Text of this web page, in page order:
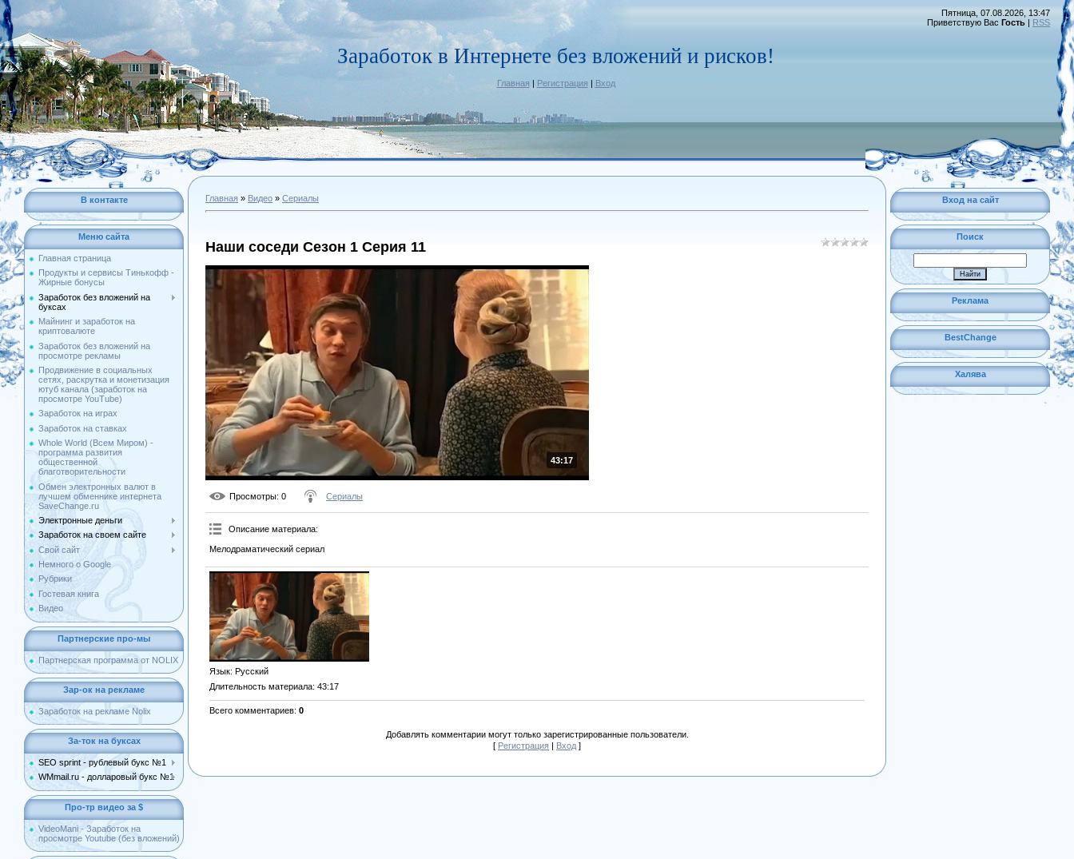
Заработок в Интернете без вложений и рисков!
Главная | Регистрация | Вход
Пятница, 07.08.2026, 13:47
Приветствую Вас Гость | RSS
В контакте
Меню сайта
Главная страница
Продукты и сервисы Тинькофф -
Жирные бонусы
Заработок без вложений на
буксах
Майнинг и заработок на
криптовалюте
Заработок без вложений на
просмотре рекламы
Продвижение в социальных
сетях, раскрутка и монетизация
ютуб канала (заработок на
просмотре YouTube)
Заработок на играх
Заработок на ставках
Whole World (Всем Миром) -
программа развития
общественной
благотворительности
Обмен электронных валют в
лучшем обменнике интернета
SaveChange.ru
Электронные деньги
Заработок на своем сайте
Свой сайт
Немного о Google
Рубрики
Гостевая книга
Видео
Партнерские про-мы
Партнерская программа от NOLIX
Зар-ок на рекламе
Заработок на рекламе Nolix
За-ток на буксах
SEO sprint - рублевый букс №1
WMmail.ru - долларовый букс №1
Про-тр видео за $
VideoMani - Заработок на
просмотре Youtube (без вложений)
Главная » Видео » Сериалы
Наши соседи Сезон 1 Серия 11
43:17
Просмотры: 0 Сериалы
Описание материала:
Мелодраматический сериал
Язык: Русский
Длительность материала: 43:17
Всего комментариев: 0
Добавлять комментарии могут только зарегистрированные пользователи.
[ Регистрация | Вход ]
Вход на сайт
Поиск
Реклама
BestChange
Халява